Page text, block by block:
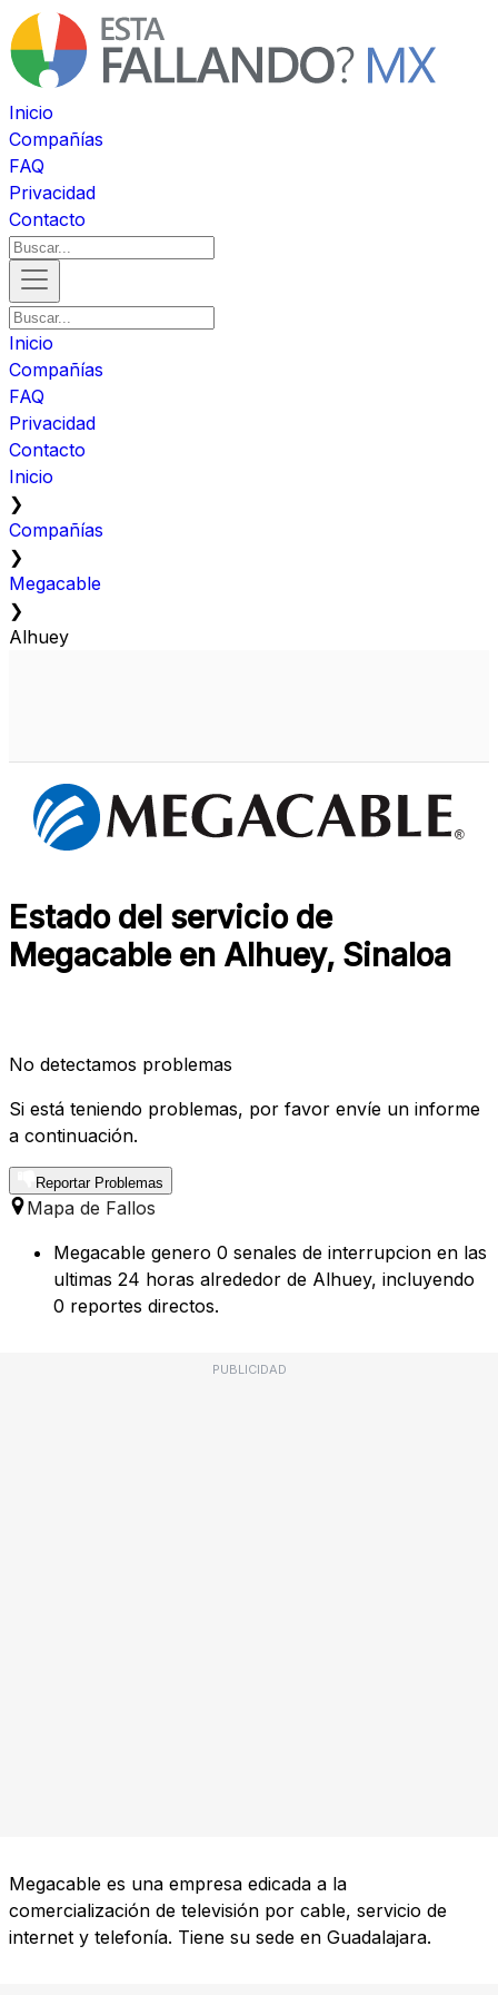
Inicio
Compañías
FAQ
Privacidad
Contacto
Inicio
Compañías
FAQ
Privacidad
Contacto
Inicio
❯
Compañías
❯
Megacable
❯
Alhuey
Estado del servicio de
Megacable en Alhuey, Sinaloa
No detectamos problemas
Si está teniendo problemas, por favor envíe un informe
a continuación.
Reportar Problemas
Mapa de Fallos
Megacable genero 0 senales de interrupcion en las
ultimas 24 horas alrededor de Alhuey, incluyendo
0 reportes directos.
PUBLICIDAD
Megacable es una empresa edicada a la
comercialización de televisión por cable, servicio de
internet y telefonía. Tiene su sede en Guadalajara.